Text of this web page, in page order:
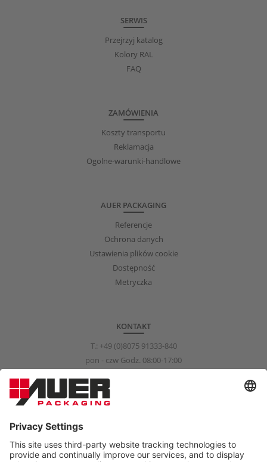
SERWIS
Przejrzyj katalog
Kolory RAL
FAQ
ZAMÓWIENIA
Koszty transportu
Reklamacja
Ogolne-warunki-handlowe
AUER PACKAGING
Referencje
Ochrona danych
Ustawienia plików cookie
Dostępność
Metryczka
KONTAKT
T.: +49 (0)8075 91333-840
pon - czw Godz. 08:00-17:00
info@auer-packaging.com